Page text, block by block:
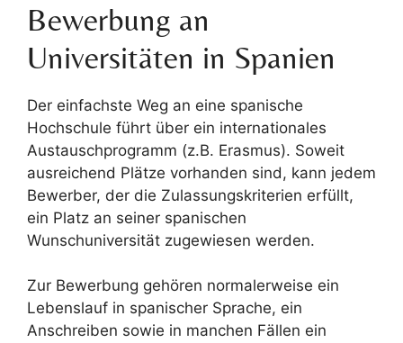
Bewerbung an
Universitäten in Spanien
Der einfachste Weg an eine spanische
Hochschule führt über ein internationales
Austauschprogramm (z.B. Erasmus). Soweit
ausreichend Plätze vorhanden sind, kann jedem
Bewerber, der die Zulassungskriterien erfüllt,
ein Platz an seiner spanischen
Wunschuniversität zugewiesen werden.
Zur Bewerbung gehören normalerweise ein
Lebenslauf in spanischer Sprache, ein
Anschreiben sowie in manchen Fällen ein